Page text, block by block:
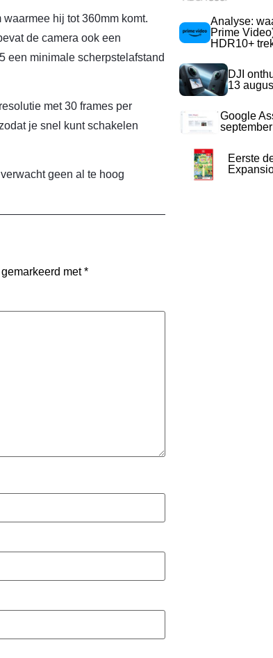
hij tot 360mm komt.
de camera ook een
een minimale scherpstelafstand
met 30 frames per
je snel kunt schakelen
geen al te hoog
met*
Analyse:
Prime
HDR10+
DJI
13
Google
Eerste